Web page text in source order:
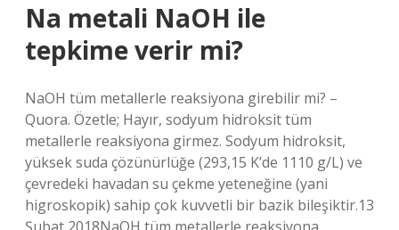
Na metali NaOH ile
tepkime verir mi?
NaOH tüm metallerle reaksiyona girebilir mi? –
Quora. Özetle; Hayır, sodyum hidroksit tüm
metallerle reaksiyona girmez. Sodyum hidroksit,
yüksek suda çözünürlüğe (293,15 K’de 1110 g/L) ve
çevredeki havadan su çekme yeteneğine (yani
higroskopik) sahip çok kuvvetli bir bazik bileşiktir.13